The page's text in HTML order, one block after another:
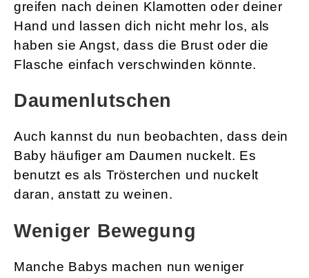
greifen nach deinen Klamotten oder deiner
Hand und lassen dich nicht mehr los, als
haben sie Angst, dass die Brust oder die
Flasche einfach verschwinden könnte.
Daumenlutschen
Auch kannst du nun beobachten, dass dein
Baby häufiger am Daumen nuckelt. Es
benutzt es als Trösterchen und nuckelt
daran, anstatt zu weinen.
Weniger Bewegung
Manche Babys machen nun weniger